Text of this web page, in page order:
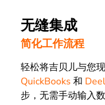
无缝集成
简化工作流程
轻松将吉贝儿与您
QuickBooks 和 Deel
步，无需手动输入